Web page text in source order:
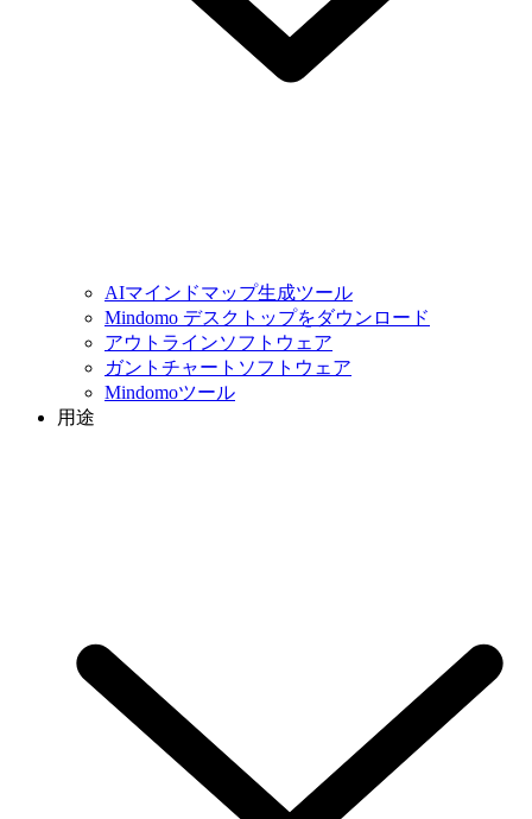
AIマインドマップ生成ツール
Mindomo デスクトップをダウンロード
アウトラインソフトウェア
ガントチャートソフトウェア
Mindomoツール
用途